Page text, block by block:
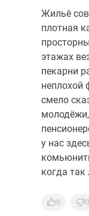
Жильё
плотная
этажах
пекарни
неплохой
смело
у нас
когда
0 0